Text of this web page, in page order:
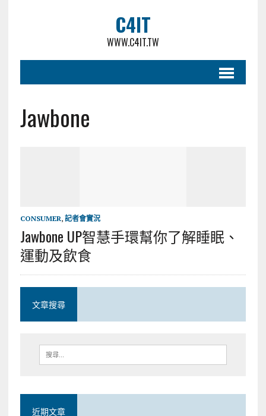
C4IT
WWW.C4IT.TW
Jawbone
CONSUMER, 記者會實況
Jawbone UP智慧手環幫你了解睡眠、
運動及飲食
文章搜尋
近期文章